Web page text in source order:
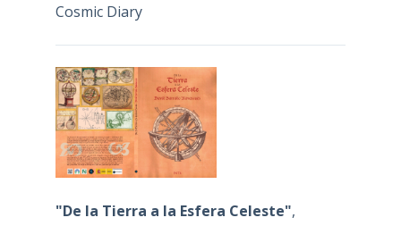
Cosmic Diary
"De la Tierra a la Esfera Celeste",